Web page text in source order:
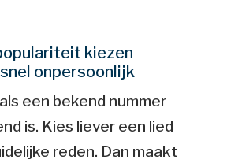
kiezen
onpersoonlijk
een bekend nummer
is. Kies liever een lied
reden. Dan maakt